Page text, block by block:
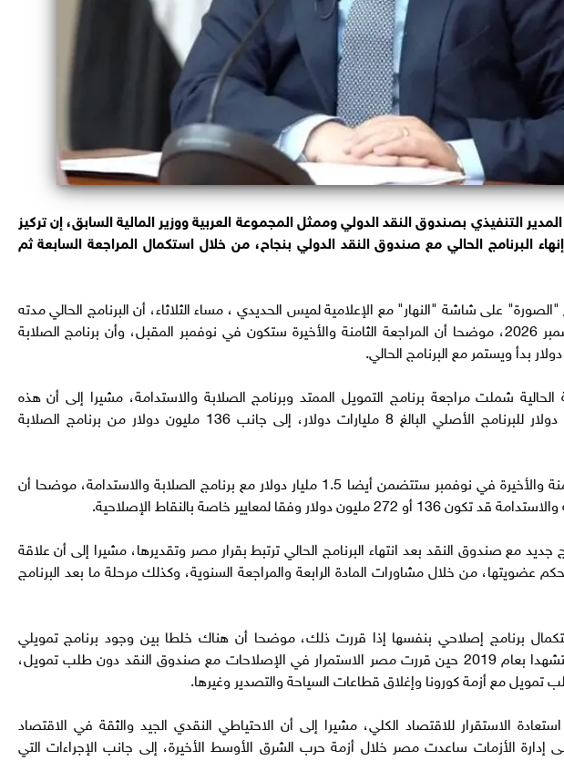
التنفيذي بصندوق النقد الدولي وممثل المجموعة العربية ووزير المالية السابق، إن تركيز
البرنامج الحالي مع صندوق النقد الدولي بنجاح، من خلال استكمال المراجعة السابعة ثم
على شاشة "النهار" مع الإعلامية لميس الحديدي ، مساء الثلاثاء، أن البرنامج الحالي مدته
4 سنوات وينتهي في ديسمبر 2026، موضحا أن المراجعة الثامنة والأخيرة ستكون في نوفمبر المقبل، وأن برنامج الصلابة
شملت مراجعة برنامج التمويل الممتد وبرنامج الصلابة والاستدامة، مشيرا إلى أن هذه
المراجعة ترتبط بـ1.5 مليار دولار للبرنامج الأصلي البالغ 8 مليارات دولار، إلى جانب 136 مليون دولار من برنامج الصلابة
وأشار إلى أن المراجعة الثامنة والأخيرة في نوفمبر ستتضمن أيضا 1.5 مليار دولار مع برنامج الصلابة والاستدامة، موضحا أن
دولار وفقا لمعايير خاصة بالنقاط الإصلاحية.
مع صندوق النقد بعد انتهاء البرنامج الحالي ترتبط بقرار مصر وتقديرها، مشيرا إلى أن علاقة
من خلال مشاورات المادة الرابعة والمراجعة السنوية، وكذلك مرحلة ما بعد البرنامج
برنامج إصلاحي بنفسها إذا قررت ذلك، موضحا أن هناك خلطا بين وجود برنامج تمويلي
وبرنامج غير تمويلي، ومستشهدا بعام 2019 حين قررت مصر الاستمرار في الإصلاحات مع صندوق النقد دون طلب تمويل،
الاستقرار للاقتصاد الكلي، مشيرا إلى أن الاحتياطي النقدي الجيد والثقة في الاقتصاد
إدارة الأزمات ساعدت مصر خلال أزمة حرب الشرق الأوسط الأخيرة، إلى جانب الإجراءات التي